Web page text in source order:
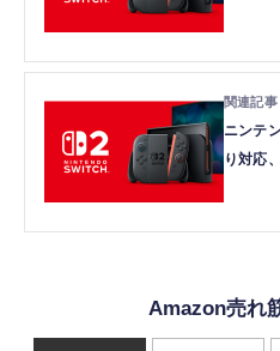
ニンテ
り対応
Amazon売れ